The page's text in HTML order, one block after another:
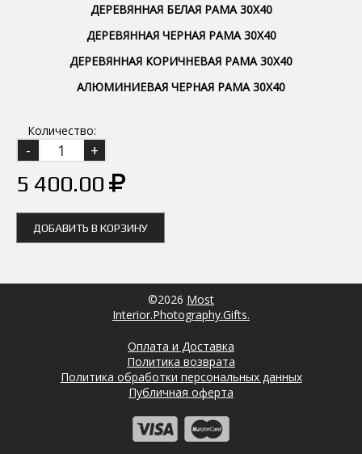
ДЕРЕВЯННАЯ БЕЛАЯ РАМА 30Х40
ДЕРЕВЯННАЯ ЧЕРНАЯ РАМА 30Х40
ДЕРЕВЯННАЯ КОРИЧНЕВАЯ РАМА 30Х40
АЛЮМИНИЕВАЯ ЧЕРНАЯ РАМА 30Х40
Количество:
5 400.00
ДОБАВИТЬ В КОРЗИНУ
©2026 Most
Interior.Photography.Gifts.
Оплата и Доставка
Политика возврата
Политика обработки персональных данных
Публичная оферта